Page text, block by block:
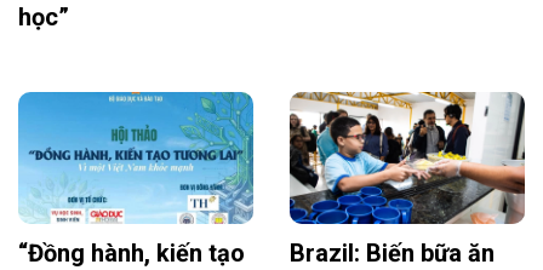
học”
“Đồng hành, kiến tạo
Brazil: Biến bữa ăn